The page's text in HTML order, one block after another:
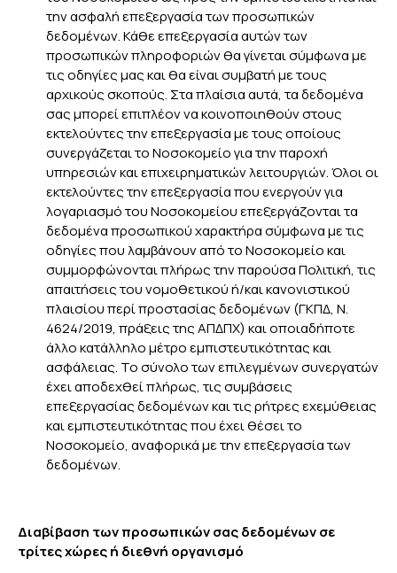
την ασφαλή επεξεργασία των προσωπικών
δεδομένων. Κάθε επεξεργασία αυτών των
προσωπικών πληροφοριών θα γίνεται σύμφωνα με
τις οδηγίες μας και θα είναι συμβατή με τους
αρχικούς σκοπούς. Στα πλαίσια αυτά, τα δεδομένα
σας μπορεί επιπλέον να κοινοποιηθούν στους
εκτελούντες την επεξεργασία με τους οποίους
συνεργάζεται το Νοσοκομείο για την παροχή
υπηρεσιών και επιχειρηματικών λειτουργιών. Όλοι οι
εκτελούντες την επεξεργασία που ενεργούν για
λογαριασμό του Νοσοκομείου επεξεργάζονται τα
δεδομένα προσωπικού χαρακτήρα σύμφωνα με τις
οδηγίες που λαμβάνουν από το Νοσοκομείο και
συμμορφώνονται πλήρως την παρούσα Πολιτική, τις
απαιτήσεις του νομοθετικού ή/και κανονιστικού
πλαισίου περί προστασίας δεδομένων (ΓΚΠΔ, Ν.
4624/2019, πράξεις της ΑΠΔΠΧ) και οποιαδήποτε
άλλο κατάλληλο μέτρο εμπιστευτικότητας και
ασφάλειας. Το σύνολο των επιλεγμένων συνεργατών
έχει αποδεχθεί πλήρως, τις συμβάσεις
επεξεργασίας δεδομένων και τις ρήτρες εχεμύθειας
και εμπιστευτικότητας που έχει θέσει το
Νοσοκομείο, αναφορικά με την επεξεργασία των
δεδομένων.
Διαβίβαση των προσωπικών σας δεδομένων σε
τρίτες χώρες ή διεθνή οργανισμό